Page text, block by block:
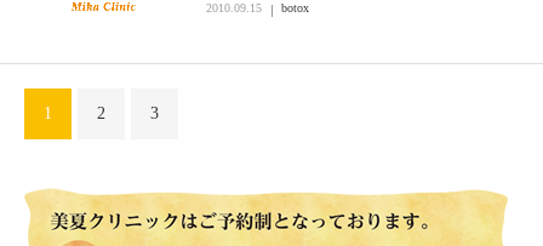
2010.09.15 botox
1 2 3